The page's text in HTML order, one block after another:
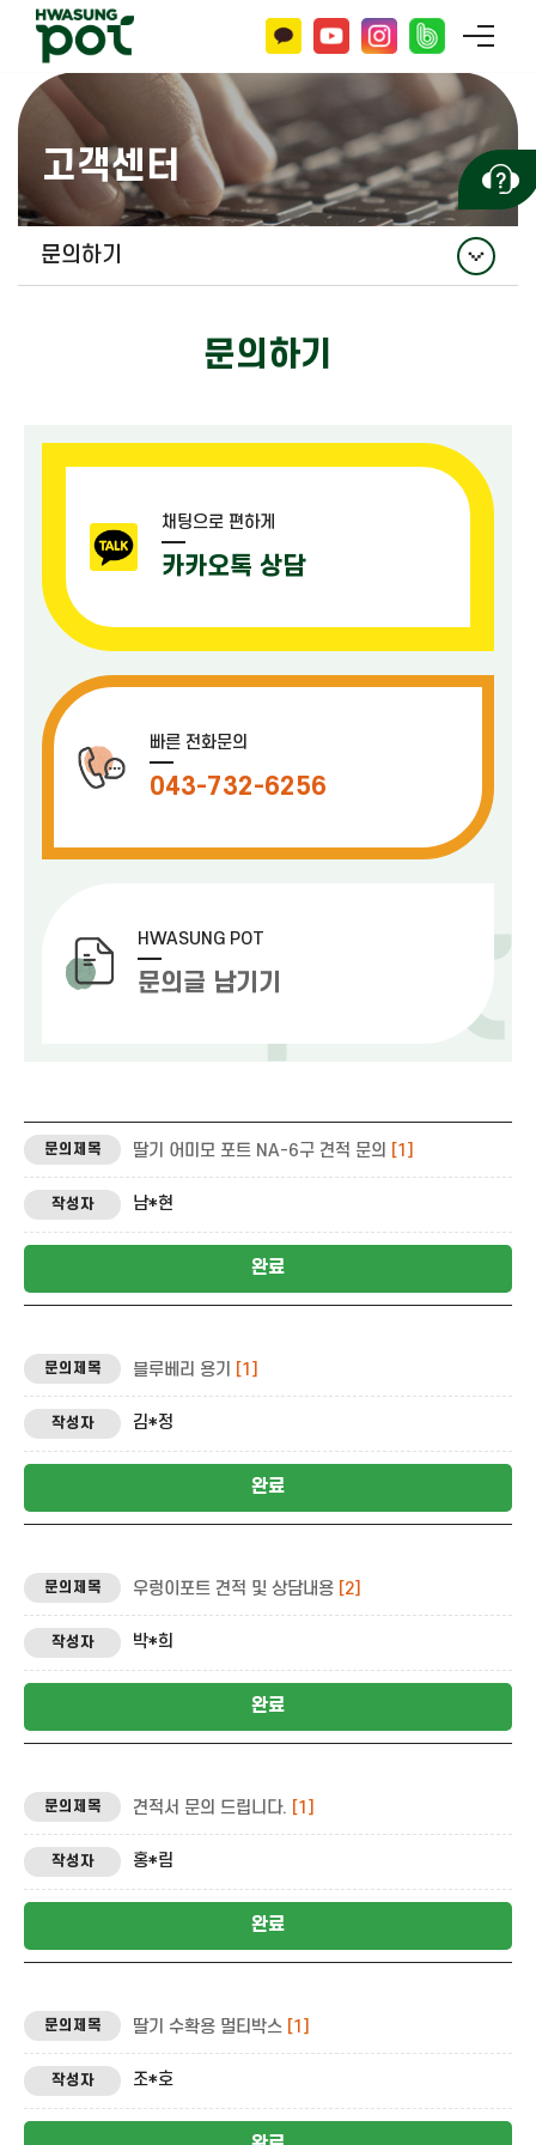
고객센터
문의하기
문의하기
채팅으로 편하게
카카오톡 상담
빠른 전화문의
043-732-6256
HWASUNG POT
문의글 남기기
딸기 어미모 포트 NA-6구 견적 문의 [1]
남*현
완료
블루베리 용기 [1]
김*정
완료
우렁이포트 견적 및 상담내용 [2]
박*희
완료
견적서 문의 드립니다. [1]
홍*림
완료
딸기 수확용 멀티박스 [1]
조*호